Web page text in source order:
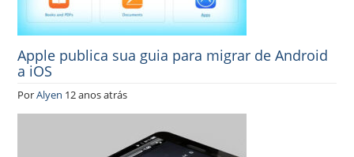
Apple publica sua guia para migrar de Android
a iOS
PorAlyen 12 anos atrás